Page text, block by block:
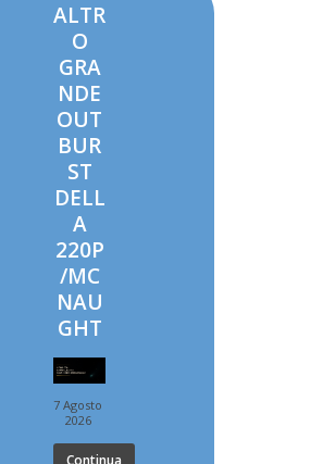
ALTR
O
GRA
NDE
OUT
BUR
ST
DELL
A
220P
/MC
NAU
GHT
7 Agosto
2026
Continua